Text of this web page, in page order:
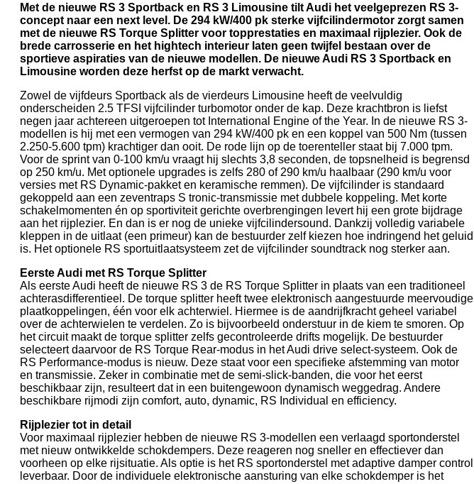
Met de nieuwe RS 3 Sportback en RS 3 Limousine tilt Audi het veelgeprezen RS 3-
concept naar een next level. De 294 kW/400 pk sterke vijfcilindermotor zorgt samen
met de nieuwe RS Torque Splitter voor topprestaties en maximaal rijplezier. Ook de
brede carrosserie en het hightech interieur laten geen twijfel bestaan over de
sportieve aspiraties van de nieuwe modellen. De nieuwe Audi RS 3 Sportback en
Limousine worden deze herfst op de markt verwacht.
Zowel de vijfdeurs Sportback als de vierdeurs Limousine heeft de veelvuldig
onderscheiden 2.5 TFSI vijfcilinder turbomotor onder de kap. Deze krachtbron is liefst
negen jaar achtereen uitgeroepen tot International Engine of the Year. In de nieuwe RS 3-
modellen is hij met een vermogen van 294 kW/400 pk en een koppel van 500 Nm (tussen
2.250-5.600 tpm) krachtiger dan ooit. De rode lijn op de toerenteller staat bij 7.000 tpm.
Voor de sprint van 0-100 km/u vraagt hij slechts 3,8 seconden, de topsnelheid is begrensd
op 250 km/u. Met optionele upgrades is zelfs 280 of 290 km/u haalbaar (290 km/u voor
versies met RS Dynamic-pakket en keramische remmen). De vijfcilinder is standaard
gekoppeld aan een zeventraps S tronic-transmissie met dubbele koppeling. Met korte
schakelmomenten én op sportiviteit gerichte overbrengingen levert hij een grote bijdrage
aan het rijplezier. En dan is er nog de unieke vijfcilindersound. Dankzij volledig variabele
kleppen in de uitlaat (een primeur) kan de bestuurder zelf kiezen hoe indringend het geluid
is. Het optionele RS sportuitlaatsysteem zet de vijfcilinder soundtrack nog sterker aan.
Eerste Audi met RS Torque Splitter
Als eerste Audi heeft de nieuwe RS 3 de RS Torque Splitter in plaats van een traditioneel
achterasdifferentieel. De torque splitter heeft twee elektronisch aangestuurde meervoudige
plaatkoppelingen, één voor elk achterwiel. Hiermee is de aandrijfkracht geheel variabel
over de achterwielen te verdelen. Zo is bijvoorbeeld onderstuur in de kiem te smoren. Op
het circuit maakt de torque splitter zelfs gecontroleerde drifts mogelijk. De bestuurder
selecteert daarvoor de RS Torque Rear-modus in het Audi drive select-systeem. Ook de
RS Performance-modus is nieuw. Deze staat voor een specifieke afstemming van motor
en transmissie. Zeker in combinatie met de semi-slick-banden, die voor het eerst
beschikbaar zijn, resulteert dat in een buitengewoon dynamisch weggedrag. Andere
beschikbare rijmodi zijn comfort, auto, dynamic, RS Individual en efficiency.
Rijplezier tot in detail
Voor maximaal rijplezier hebben de nieuwe RS 3-modellen een verlaagd sportonderstel
met nieuw ontwikkelde schokdempers. Deze reageren nog sneller en effectiever dan
voorheen op elke rijsituatie. Als optie is het RS sportonderstel met adaptive damper control
leverbaar. Door de individuele elektronische aansturing van elke schokdemper is het